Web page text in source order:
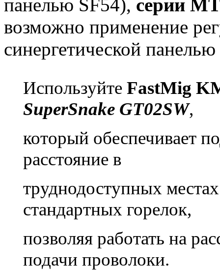
панелью SF54), серии
возможно применение
синергетической
Используйте FastMig
SuperSnake GT02SW,
который обеспечивает
расстояние в
труднодоступных
стандартных горелок,
позволяя работать на
подачи проволоки.